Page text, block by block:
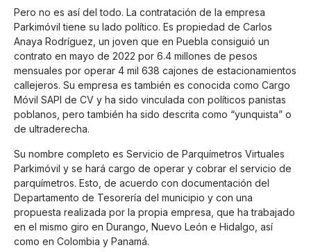
Pero no es así del todo. La contratación de la empresa
Parkimóvil tiene su lado político. Es propiedad de Carlos
Anaya Rodríguez, un joven que en Puebla consiguió un
contrato en mayo de 2022 por 6.4 millones de pesos
mensuales por operar 4 mil 638 cajones de estacionamientos
callejeros. Su empresa es también es conocida como Cargo
Móvil SAPI de CV y ha sido vinculada con políticos panistas
poblanos, pero también ha sido descrita como “yunquista” o
de ultraderecha.
Su nombre completo es Servicio de Parquímetros Virtuales
Parkimóvil y se hará cargo de operar y cobrar el servicio de
parquímetros. Esto, de acuerdo con documentación del
Departamento de Tesorería del municipio y con una
propuesta realizada por la propia empresa, que ha trabajado
en el mismo giro en Durango, Nuevo León e Hidalgo, así
como en Colombia y Panamá.